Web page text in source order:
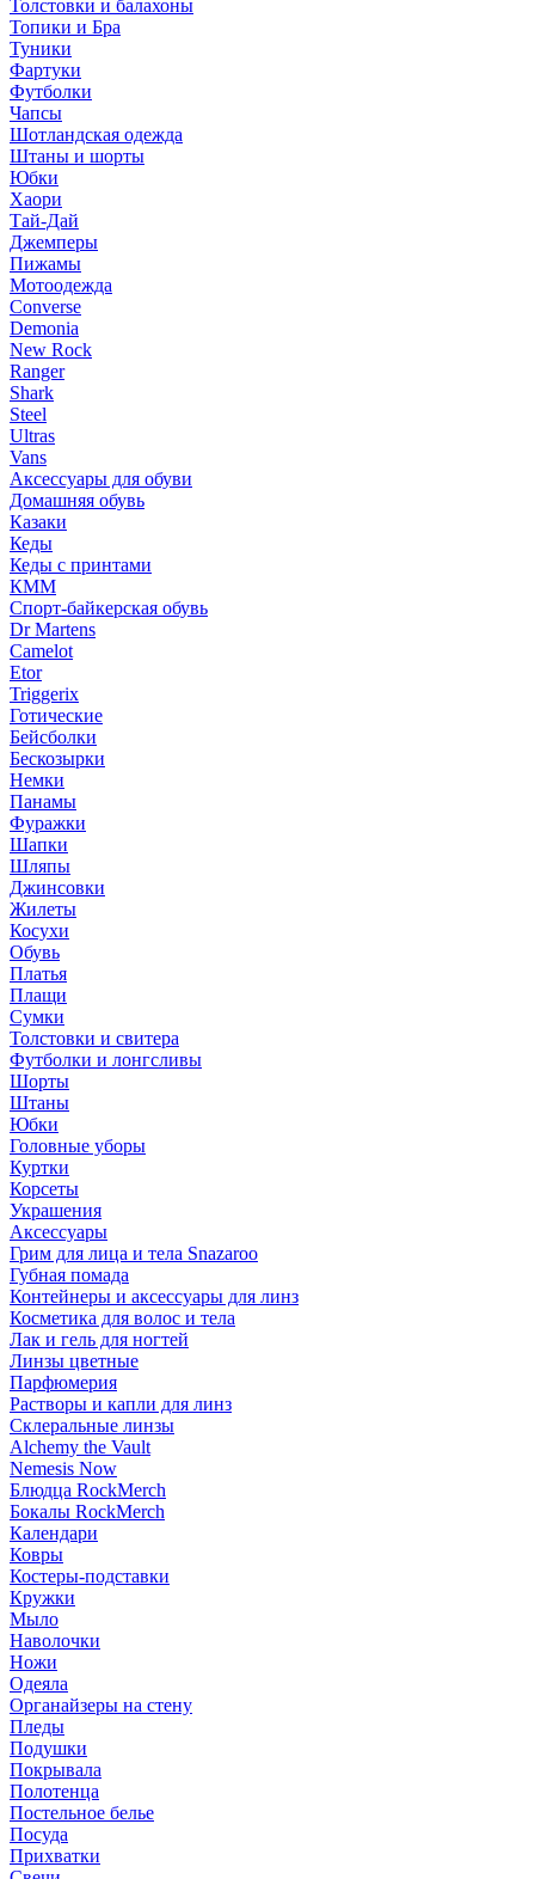
Толстовки и балахоны
Топики и Бра
Туники
Фартуки
Футболки
Чапсы
Шотландская одежда
Штаны и шорты
Юбки
Хаори
Тай-Дай
Джемперы
Пижамы
Мотоодежда
Converse
Demonia
New Rock
Ranger
Shark
Steel
Ultras
Vans
Аксессуары для обуви
Домашняя обувь
Казаки
Кеды
Кеды с принтами
КММ
Спорт-байкерская обувь
Dr Martens
Camelot
Etor
Triggerix
Готические
Бейсболки
Бескозырки
Немки
Панамы
Фуражки
Шапки
Шляпы
Джинсовки
Жилеты
Косухи
Обувь
Платья
Плащи
Сумки
Толстовки и свитера
Футболки и лонгсливы
Шорты
Штаны
Юбки
Головные уборы
Куртки
Корсеты
Украшения
Аксессуары
Грим для лица и тела Snazaroo
Губная помада
Контейнеры и аксессуары для линз
Косметика для волос и тела
Лак и гель для ногтей
Линзы цветные
Парфюмерия
Растворы и капли для линз
Склеральные линзы
Alchemy the Vault
Nemesis Now
Блюдца RockMerch
Бокалы RockMerch
Календари
Ковры
Костеры-подставки
Кружки
Мыло
Наволочки
Ножи
Одеяла
Органайзеры на стену
Пледы
Подушки
Покрывала
Полотенца
Постельное белье
Посуда
Прихватки